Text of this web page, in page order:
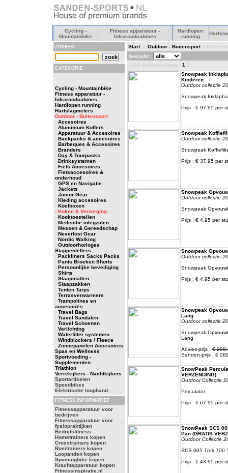
Cycling -
Mountainbike
Fitness apparatuur -
Infraroodcabines
Hardlopen
running
ZOEKEN
CATEGORIE
Cycling - Mountainbike
Fitness apparatuur -
Infraroodcabines
Hardlopen running
Hartslagmeters
Outdoor - Buitensport
- Accesoires
- Aluminium Koffers
- Apparatuur & Accesoires
- Backpacks & accesoires
- Barbeques & Accesoires
- Branders
- Day & Tourpacks
- Drinksystemen
- Fiets Accesoires
- Fietsaccesoires &
onderhoud
- GPS en Navigatie
- Jackets
- Junior Gear
- Kleding accesoires
- Koelboxen
- Koken & Verzorging
- Kooktoestellen
- Medische inlegzolen
- Messen & Gereedschap
- Neverlost Gear
- Nordic Walking
- Outdoorhorloges
Stappentellers
- Packliners Sacks Packs
- Pants Broeken Shorts
- Persoonlijke beveiliging
- Shirts
- Slaapmatten
- Slaapzakken
- Tenten Tarps
- Terrasverwarmers
- Trampolines en
accesoires
- Travel Bags
- Travel Sandalen
- Travel Schoenen
- Verlichting
- Waterfilter systemen
- Windblockers / Fleece
- Zonnepanelen Accesoires
Spas en Wellness
Sportvoeding -
Supplementen
Triathlon
Verrekijkers - Nachtkijkers
Sportartikelen
Speedbikes
Elektrische loopband
FITNESS INFORMATIEF
Fitnessapparatuur voor
bedrijven
Fitnessapparatuur voor
fysiopraktijken
Bedrijfsfitness
Hometrainers kopen
Crosstrainers kopen
Roeitrainers kopen
Loopanden kopen
Spinningbike kopen
Krachtapparatuur kopen
Fitnessinspiratie.nl
Start> Outdoor - Buitensport> Koken &
Geslacht :
( 163 artikelen ) pag.: 1 2
Snowpeak
Kinderen
Outdoor collectie
Snowpeak
Prijs : € 97.95 per
Snowpeak
Outdoor collectie
Snowpeak
Prijs : € 37.95 per
Snowpeak
Outdoor collectie
Snowpeak
Prijs : € 4.95 per
Snowpeak
Outdoor collectie
Snowpeak
Prijs : € 4.95 per
Snowpeak
Lang
Outdoor collectie
Snowpeak
Lang
Advies-prijs :€
Sanden-prijs : €
SnowPeak
VERZENDING)
Outdoor Collectie
Perculator
Prijs : € 67.95 per
SnowPeak SCS
Pan (GRATIS
Outdoor Collectie
SCS 005 Trek 700
Prijs : € 43.95 per